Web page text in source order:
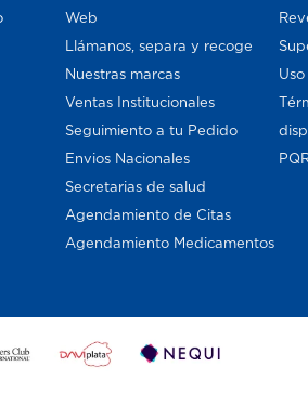
Web
Llámanos, separa y recoge
Nuestras marcas
Ventas Institucionales
Seguimiento a tu Pedido
Envios Nacionales
Secretarias de salud
Agendamiento de Citas
Agendamiento Medicamentos